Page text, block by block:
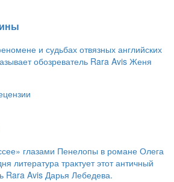
и судьбах отвязных английских
обозреватель Rara Avis Женя
глазами Пенелопы в романе Олега
литература трактует этот античный
Rara Avis Дарья Лебедева.